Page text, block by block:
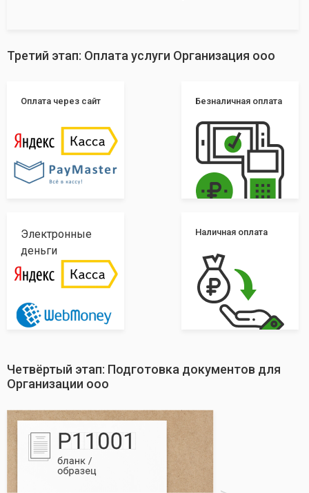
Третий этап: Оплата услуги Организация ооо
Оплата через сайт Безналичная оплата
Электронные
деньги
Наличная оплата
Четвёртый этап: Подготовка документов для
Организации ооо